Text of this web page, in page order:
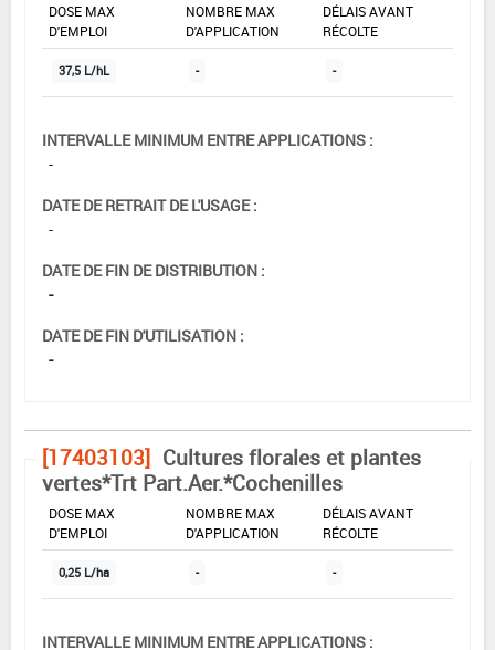
DOSE MAX
D'EMPLOI
NOMBRE MAX
D'APPLICATION
DÉLAIS AVANT
RÉCOLTE
37,5 L/hL - -
INTERVALLE MINIMUM ENTRE APPLICATIONS :
-
DATE DE RETRAIT DE L'USAGE :
-
DATE DE FIN DE DISTRIBUTION :
-
DATE DE FIN D'UTILISATION :
-
[17403103] Cultures florales et plantes
vertes*Trt Part.Aer.*Cochenilles
DOSE MAX
D'EMPLOI
NOMBRE MAX
D'APPLICATION
DÉLAIS AVANT
RÉCOLTE
0,25 L/ha - -
INTERVALLE MINIMUM ENTRE APPLICATIONS :